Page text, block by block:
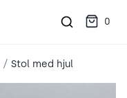
0
/ Stol med hjul